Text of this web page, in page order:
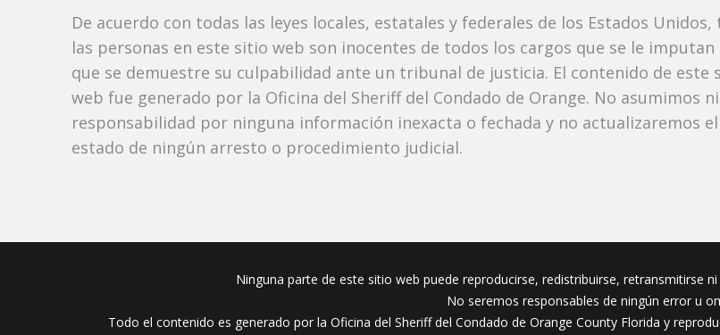
De acuerdo con todas las leyes locales, estatales y federales de los Estados Unidos,
las personas en este sitio web son inocentes de todos los cargos que se le imputan
que se demuestre su culpabilidad ante un tribunal de justicia. El contenido de este
web fue generado por la Oficina del Sheriff del Condado de Orange. No asumimos
responsabilidad por ninguna información inexacta o fechada y no actualizaremos el
estado de ningún arresto o procedimiento judicial.
Ninguna parte de este sitio web puede reproducirse, redistribuirse, retransmitirse
No seremos responsables de ningún error u
Todo el contenido es generado por la Oficina del Sheriff del Condado de Orange County Florida y